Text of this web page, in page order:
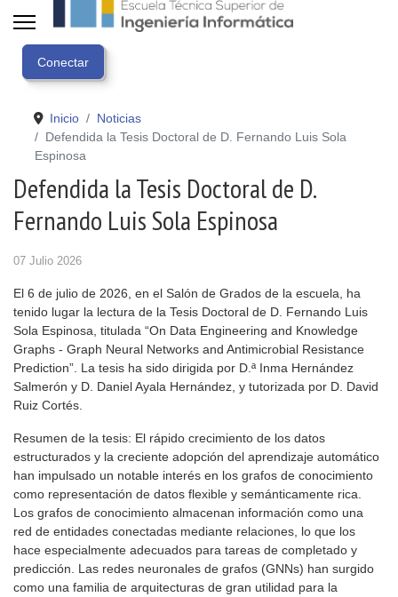
Inicio
Noticias
Defendida la Tesis Doctoral de D. Fernando Luis Sola
Espinosa
Defendida la Tesis Doctoral de D.
Fernando Luis Sola Espinosa
07 Julio 2026
El 6 de julio de 2026, en el Salón de Grados de la escuela, ha
tenido lugar la lectura de la Tesis Doctoral de D. Fernando Luis
Sola Espinosa, titulada “On Data Engineering and Knowledge
Graphs - Graph Neural Networks and Antimicrobial Resistance
Prediction”. La tesis ha sido dirigida por D.ª Inma Hernández
Salmerón y D. Daniel Ayala Hernández, y tutorizada por D. David
Ruiz Cortés.
Resumen de la tesis: El rápido crecimiento de los datos
estructurados y la creciente adopción del aprendizaje automático
han impulsado un notable interés en los grafos de conocimiento
como representación de datos flexible y semánticamente rica.
Los grafos de conocimiento almacenan información como una
red de entidades conectadas mediante relaciones, lo que los
hace especialmente adecuados para tareas de completado y
predicción. Las redes neuronales de grafos (GNNs) han surgido
como una familia de arquitecturas de gran utilidad para la